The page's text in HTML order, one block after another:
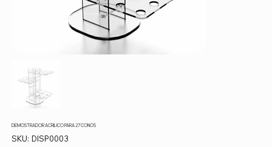
DEMOSTRADOR ACRILICO PARA 27 CONOS
SKU: SKU
DISP0003
DISP0003